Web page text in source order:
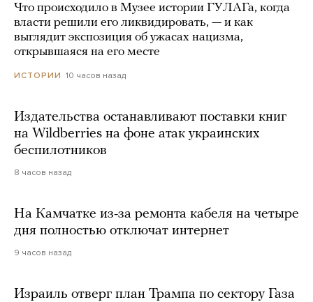
Что происходило в Музее истории ГУЛАГа, когда
власти решили его ликвидировать, — и как
выглядит экспозиция об ужасах нацизма,
открывшаяся на его месте
ИСТОРИИ 10 часов назад
Издательства останавливают поставки книг
на Wildberries на фоне атак украинских
беспилотников
8 часов назад
На Камчатке из-за ремонта кабеля на четыре
дня полностью отключат интернет
9 часов назад
Израиль отверг план Трампа по сектору Газа